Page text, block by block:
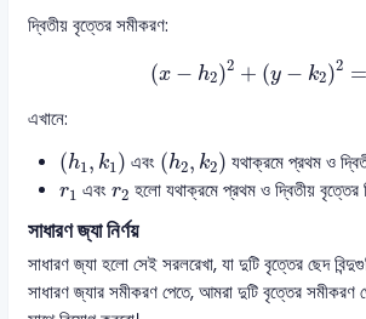
দ্বিতীয় বৃত্তের সমীকরণ:
(x − h2)2 + (y − k2)2 =
( h2 )2 + y 2) 2=
এখানে:
(h1 , k1 )
(h k1 ) এবং (h2, k2)
(h k 2)যথাক্রমে প্রথম ও
r1
r1 এবং r2
r2 হলো যথাক্রমে প্রথম ও দ্বিতীয় বৃত্তের
সাধারণ জ্যা নির্ণয়
সাধারণ জ্যা হলো সেই সরলরেখা, যা দুটি বৃত্তের ছেদ
সাধারণ জ্যার সমীকরণ পেতে, আমরা দুটি বৃত্তের সমীকরণ